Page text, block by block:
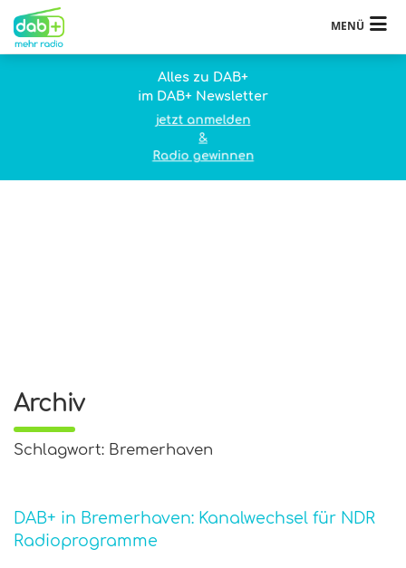
MENÜ
Alles zu DAB+
im DAB+ Newsletter
jetzt anmelden
&
Radio gewinnen
Archiv
Schlagwort: Bremerhaven
DAB+ in Bremerhaven: Kanalwechsel für NDR
Radioprogramme